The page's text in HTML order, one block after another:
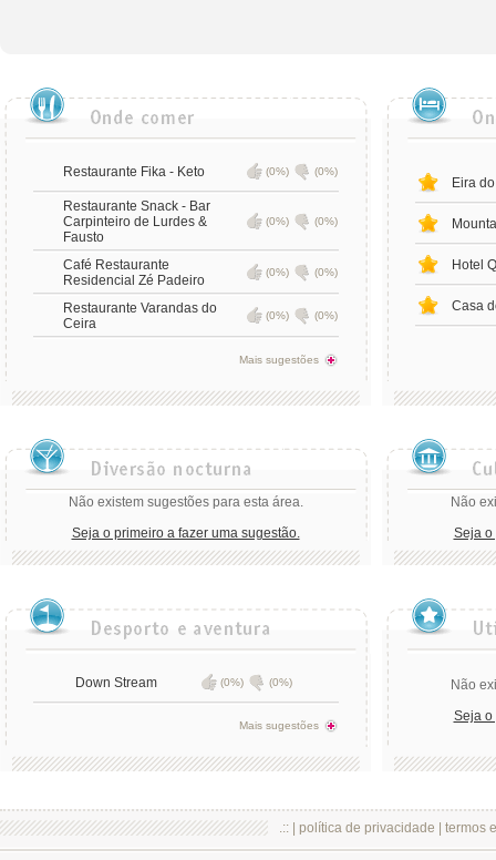
Restaurante Fika - Keto (0%) (0%)
Restaurante Snack - Bar
Carpinteiro de Lurdes &
Fausto
(0%) (0%)
Café Restaurante
Residencial Zé Padeiro
(0%) (0%)
Restaurante Varandas do
Ceira
(0%) (0%)
Mais sugestões
Eira
Hotel
Casa
Não existem sugestões para esta área.
Seja o primeiro a fazer uma sugestão.
Não
Seja o
Down Stream (0%) (0%)
Mais sugestões
Não
Seja o
.:: | política de privacidade termos